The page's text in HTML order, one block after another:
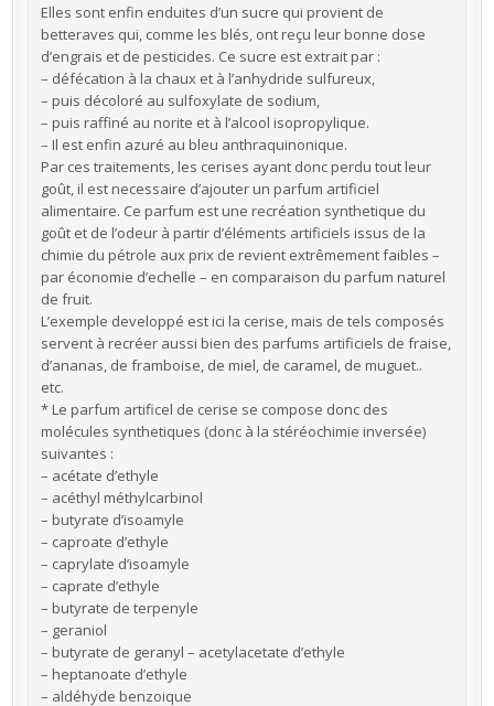
Elles sont enfin enduites d’un sucre qui provient de
betteraves qui, comme les blés, ont reçu leur bonne dose
d’engrais et de pesticides. Ce sucre est extrait par :
– défécation à la chaux et à l’anhydride sulfureux,
– puis décoloré au sulfoxylate de sodium,
– puis raffiné au norite et à l’alcool isopropylique.
– Il est enfin azuré au bleu anthraquinonique.
Par ces traitements, les cerises ayant donc perdu tout leur
goût, il est necessaire d’ajouter un parfum artificiel
alimentaire. Ce parfum est une recréation synthetique du
goût et de l’odeur à partir d’éléments artificiels issus de la
chimie du pétrole aux prix de revient extrêmement faibles –
par économie d’echelle – en comparaison du parfum naturel
de fruit.
L’exemple developpé est ici la cerise, mais de tels composés
servent à recréer aussi bien des parfums artificiels de fraise,
d’ananas, de framboise, de miel, de caramel, de muguet..
etc.
* Le parfum artificel de cerise se compose donc des
molécules synthetiques (donc à la stéréochimie inversée)
suivantes :
– acétate d’ethyle
– acéthyl méthylcarbinol
– butyrate d’isoamyle
– caproate d’ethyle
– caprylate d’isoamyle
– caprate d’ethyle
– butyrate de terpenyle
– geraniol
– butyrate de geranyl – acetylacetate d’ethyle
– heptanoate d’ethyle
– aldéhyde benzoique